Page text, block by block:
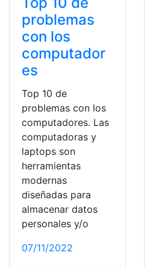
problemas
con los
computador
es
Top 10 de
problemas con los
computadores. Las
computadoras y
laptops son
herramientas
modernas
diseñadas para
almacenar datos
personales y/o
07/11/2022